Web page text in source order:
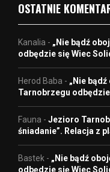
OSTATNIE
Kanalia - „Nie bądź
odbędzie się Wiec
Herod Baba - „Nie
Tarnobrzegu
Fauna - Jezioro
śniadanie”. Relacja z
Bastek - „Nie bądź
odbędzie się Wiec